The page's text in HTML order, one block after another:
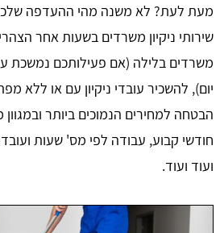
מעת לעת? לא משנה מהי ההעדפה שלכם
שירותי ניקיון משרדים בשעות אחר
משרדים בלילה (אם פעילותכם נמשכת
יום), להשכיר עובדי ניקיון עם או ללא
הבטחה למחירים הנמוכים ביותר ובמגוון
חודשי קבוע, עבודה לפי מס' שעות
ועוד ועוד.